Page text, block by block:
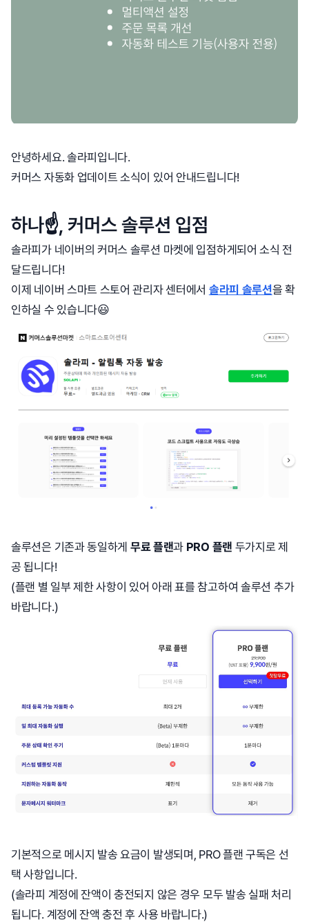
안녕하세요. 솔라피입니다.
커머스 자동화 업데이트 소식이 있어 안내드립니다!
하나☝️, 커머스 솔루션 입점
솔라피가 네이버의 커머스 솔루션 마켓에 입점하게되어 소식 전
달드립니다!
이제 네이버 스마트 스토어 관리자 센터에서 솔라피 솔루션을 확
인하실 수 있습니다😃
솔루션은 기존과 동일하게 무료 플랜과 PRO 플랜 두가지로 제
공 됩니다!
(플랜 별 일부 제한 사항이 있어 아래 표를 참고하여 솔루션 추가
바랍니다.)
기본적으로 메시지 발송 요금이 발생되며, PRO 플랜 구독은 선
택 사항입니다.
(솔라피 계정에 잔액이 충전되지 않은 경우 모두 발송 실패 처리
됩니다. 계정에 잔액 충전 후 사용 바랍니다.)